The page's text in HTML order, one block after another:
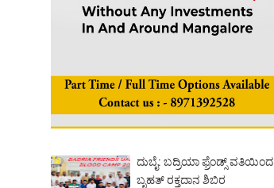
ದುಬೈ: ಬದ್ರಿಯಾ ಫ್ರೆಂಡ್ಸ್ ವತಿಯಿಂದ
ಬೃಹತ್ ರಕ್ತದಾನ ಶಿಬಿರ